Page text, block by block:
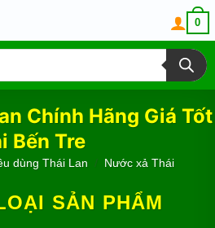
0
Chính Hãng Giá Tốt
Bến Tre
dùng Thái Lan Nước xả Thái
SẢN PHẨM